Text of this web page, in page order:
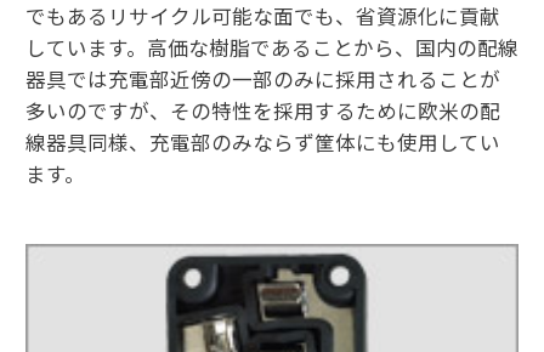
でもあるリサイクル可能な面でも、省資源化に貢献
しています。高価な樹脂であることから、国内の配線
器具では充電部近傍の一部のみに採用されることが
多いのですが、その特性を採用するために欧米の配
線器具同様、充電部のみならず筐体にも使用してい
ます。